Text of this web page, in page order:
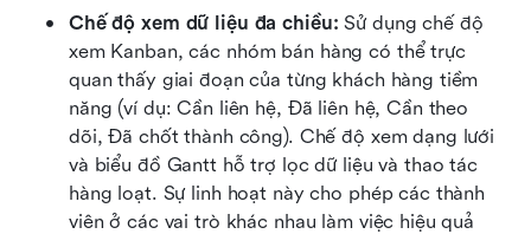
Chế độ xem dữ liệu đa chiều: Sử dụng chế độ
xem Kanban, các nhóm bán hàng có thể trực
quan thấy giai đoạn của từng khách hàng tiềm
năng (ví dụ: Cần liên hệ, Đã liên hệ, Cần theo
dõi, Đã chốt thành công). Chế độ xem dạng lưới
và biểu đồ Gantt hỗ trợ lọc dữ liệu và thao tác
hàng loạt. Sự linh hoạt này cho phép các thành
viên ở các vai trò khác nhau làm việc hiệu quả